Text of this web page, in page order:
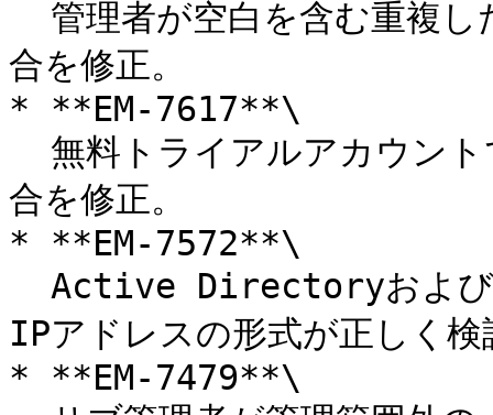
合を修正。
* **EM-7617**\
合を修正。
* **EM-7572**\
IPアドレスの形式が正しく
* **EM-7479**\